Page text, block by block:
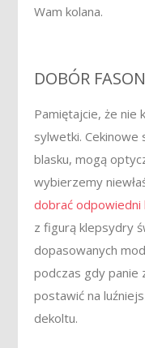
Wam kolana.
DOBÓR
Pamiętajcie, że nie
sylwetki. Cekinowe
blasku, mogą
wybierzemy
dobrać odpowiedni
z figurą klepsydry
dopasowanych
podczas gdy panie
postawić na
dekoltu.